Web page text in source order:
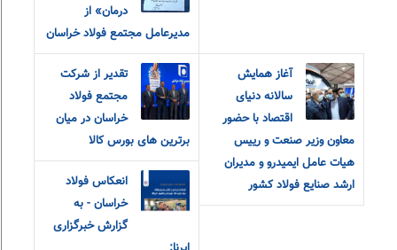
درمان» از
مدیرعامل مجتمع فولاد خراسان
آغاز همایش
سالانه دنیای
اقتصاد با حضور
معاون وزیر صنعت و رییس
هیات عامل ایمیدرو و مدیران
ارشد صنایع فولاد کشور
تقدیر از شرکت
مجتمع فولاد
خراسان در میان
برترین های بورس کالا
انعکاس فولاد
خراسان - به
گزارش خبرگزاری